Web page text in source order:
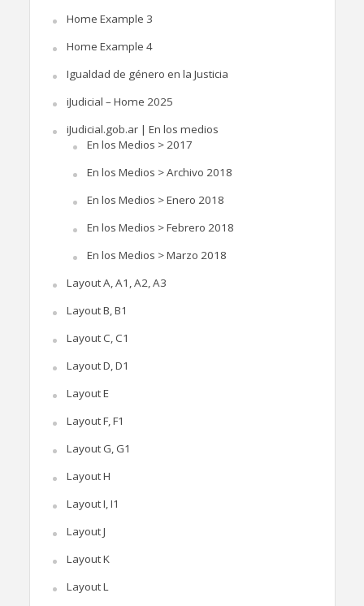
Home Example 3
Home Example 4
Igualdad de género en la Justicia
iJudicial – Home 2025
iJudicial.gob.ar | En los medios
En los Medios > 2017
En los Medios > Archivo 2018
En los Medios > Enero 2018
En los Medios > Febrero 2018
En los Medios > Marzo 2018
Layout A, A1, A2, A3
Layout B, B1
Layout C, C1
Layout D, D1
Layout E
Layout F, F1
Layout G, G1
Layout H
Layout I, I1
Layout J
Layout K
Layout L